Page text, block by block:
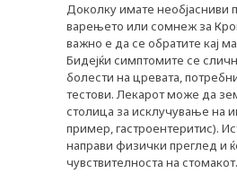
Доколку имате необјасниви
варењето или сомнеж за
важно е да се обратите кај
Бидејќи симптомите се
болести на цревата,
тестови. Лекарот може да
столица за исклучување на
пример, гастроентеритис).
направи физички преглед и
чувствителноста на стомакот.